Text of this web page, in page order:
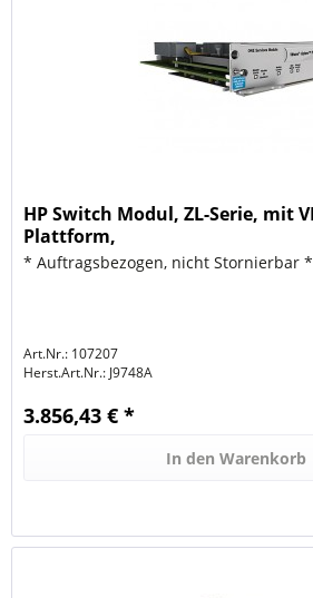
HP Switch Modul, ZL-Serie, mit
Plattform,
* Auftragsbezogen, nicht Stornierbar *
Art.Nr.: 107207
Herst.Art.Nr.: J9748A
3.856,43 € *
In den Warenkorb